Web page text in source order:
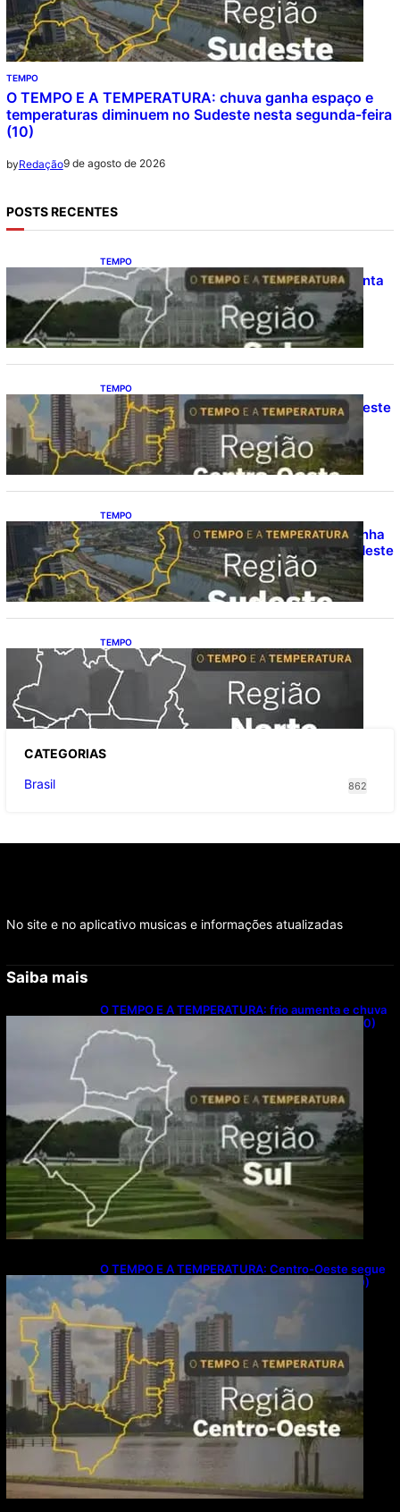
TEMPO
O TEMPO E A TEMPERATURA: chuva ganha espaço e
temperaturas diminuem no Sudeste nesta segunda-feira
(10)
byRedação9 de agosto de 2026
POSTS RECENTES
TEMPO
O TEMPO E A TEMPERATURA: frio aumenta
e chuva persiste em áreas do Sul nesta
segunda-feira (10)
TEMPO
O TEMPO E A TEMPERATURA: Centro-Oeste
segue com calor e baixa umidade na
segunda-feira (10)
TEMPO
O TEMPO E A TEMPERATURA: chuva ganha
espaço e temperaturas diminuem no Sudeste
nesta segunda-feira (10)
TEMPO
O TEMPO E A TEMPERATURA: segunda
mantém chuva na faixa oeste da Região
Norte
CATEGORIAS
Brasil
862
No site e no aplicativo musicas e informações atualizadas
Saiba mais
O TEMPO E A TEMPERATURA: frio aumenta e chuva
persiste em áreas do Sul nesta segunda-feira (10)
O TEMPO E A TEMPERATURA: Centro-Oeste segue
com calor e baixa umidade na segunda-feira (10)